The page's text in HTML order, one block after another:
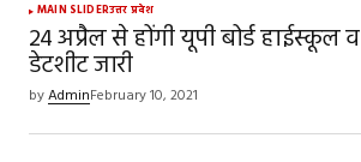
MAIN SLIDERउत्तर प्रदेश
24 अप्रैल से होंगी यूपी बोर्ड हाईस्कूल व
डेटशीट जारी
byAdminFebruary 10, 2021